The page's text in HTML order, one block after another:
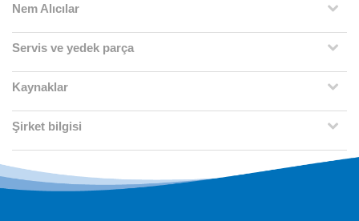
Nem Alıcılar
Servis ve yedek parça
Kaynaklar
Şirket bilgisi